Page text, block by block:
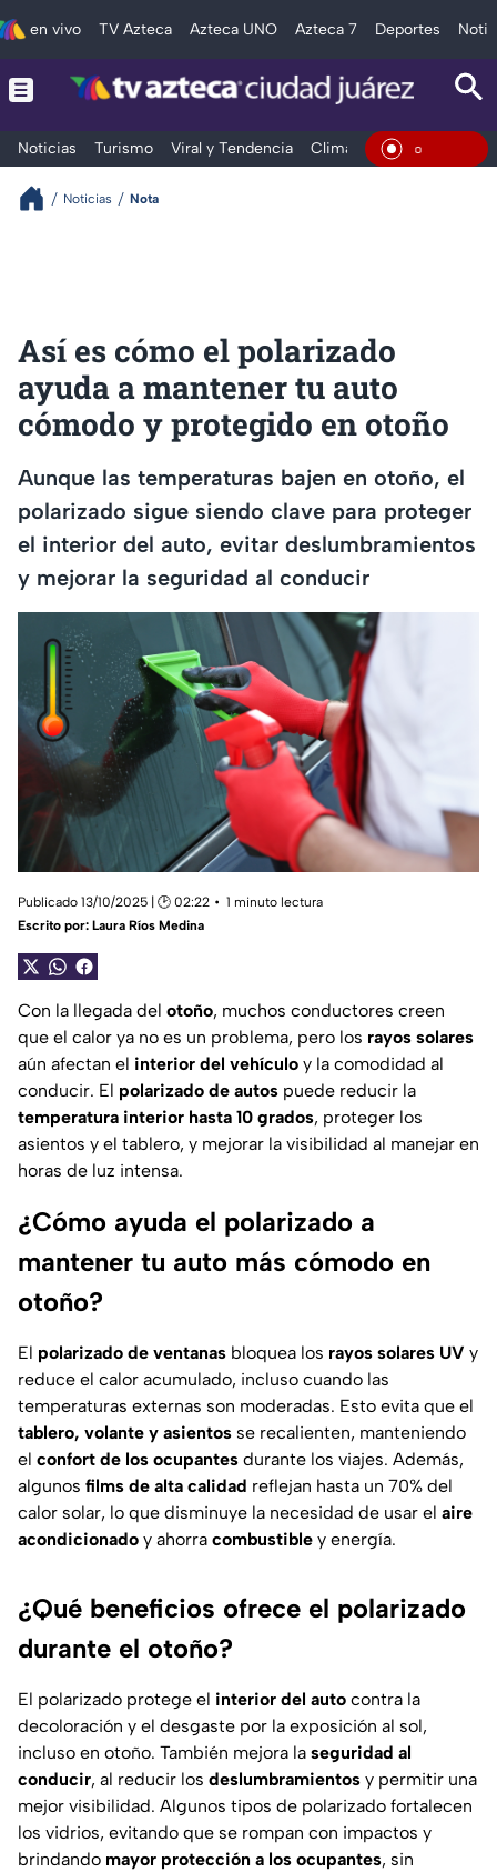
en vivo TV Azteca Azteca UNO Azteca 7 Deportes
Noticias Turismo Viral y Tendencia Clima Deportes En Vivo
Noticias Nota
Así es cómo el polarizado
ayuda a mantener tu auto
cómodo y protegido en otoño
Aunque las temperaturas bajen en otoño, el
polarizado sigue siendo clave para proteger
el interior del auto, evitar deslumbramientos
y mejorar la seguridad al conducir
Publicado 13/10/2025 | 🕑 02:22
1 minuto lectura
Escrito por: Laura Ríos Medina
Con la llegada del otoño, muchos conductores creen
que el calor ya no es un problema, pero los rayos solares
aún afectan el interior del vehículo y la comodidad al
conducir. El polarizado de autos puede reducir la
temperatura interior hasta 10 grados, proteger los
asientos y el tablero, y mejorar la visibilidad al manejar en
horas de luz intensa.
¿Cómo ayuda el polarizado a
mantener tu auto más cómodo en
otoño?
El polarizado de ventanas bloquea los rayos solares UV y
reduce el calor acumulado, incluso cuando las
temperaturas externas son moderadas. Esto evita que el
tablero, volante y asientos se recalienten, manteniendo
el confort de los ocupantes durante los viajes. Además,
algunos films de alta calidad reflejan hasta un 70% del
calor solar, lo que disminuye la necesidad de usar el aire
acondicionado y ahorra combustible y energía.
¿Qué beneficios ofrece el polarizado
durante el otoño?
El polarizado protege el interior del auto contra la
decoloración y el desgaste por la exposición al sol,
incluso en otoño. También mejora la seguridad al
conducir, al reducir los deslumbramientos y permitir una
mejor visibilidad. Algunos tipos de polarizado fortalecen
los vidrios, evitando que se rompan con impactos y
brindando mayor protección a los ocupantes, sin